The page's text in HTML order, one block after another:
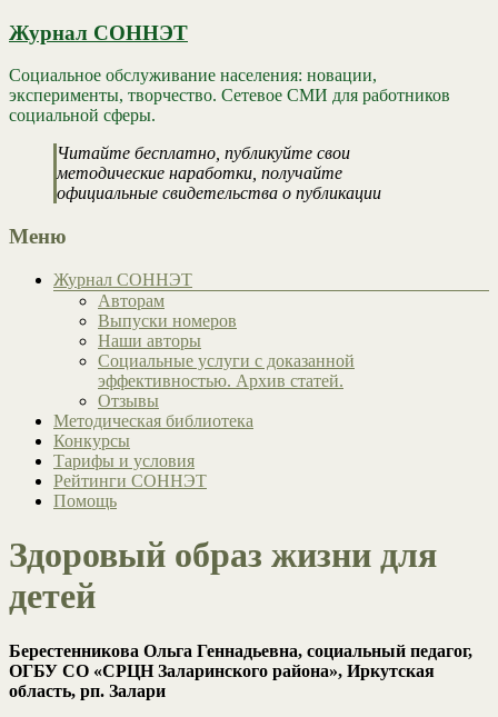
Журнал СОННЭТ
Социальное обслуживание населения: новации,
эксперименты, творчество. Сетевое СМИ для работников
социальной сферы.
Читайте бесплатно, публикуйте свои
методические наработки, получайте
официальные свидетельства о публикации
Меню
Журнал СОННЭТ
Авторам
Выпуски номеров
Наши авторы
Социальные услуги с доказанной
эффективностью. Архив статей.
Отзывы
Методическая библиотека
Конкурсы
Тарифы и условия
Рейтинги СОННЭТ
Помощь
Здоровый образ жизни для
детей
Берестенникова Ольга Геннадьевна, социальный педагог,
ОГБУ СО «СРЦН Заларинского района», Иркутская
область, рп. Залари